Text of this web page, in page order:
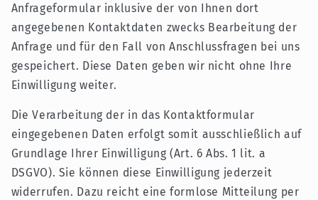
Anfrageformular inklusive der von Ihnen dort
angegebenen Kontaktdaten zwecks Bearbeitung der
Anfrage und für den Fall von Anschlussfragen bei uns
gespeichert. Diese Daten geben wir nicht ohne Ihre
Einwilligung weiter.
Die Verarbeitung der in das Kontaktformular
eingegebenen Daten erfolgt somit ausschließlich auf
Grundlage Ihrer Einwilligung (Art. 6 Abs. 1 lit. a
DSGVO). Sie können diese Einwilligung jederzeit
widerrufen. Dazu reicht eine formlose Mitteilung per